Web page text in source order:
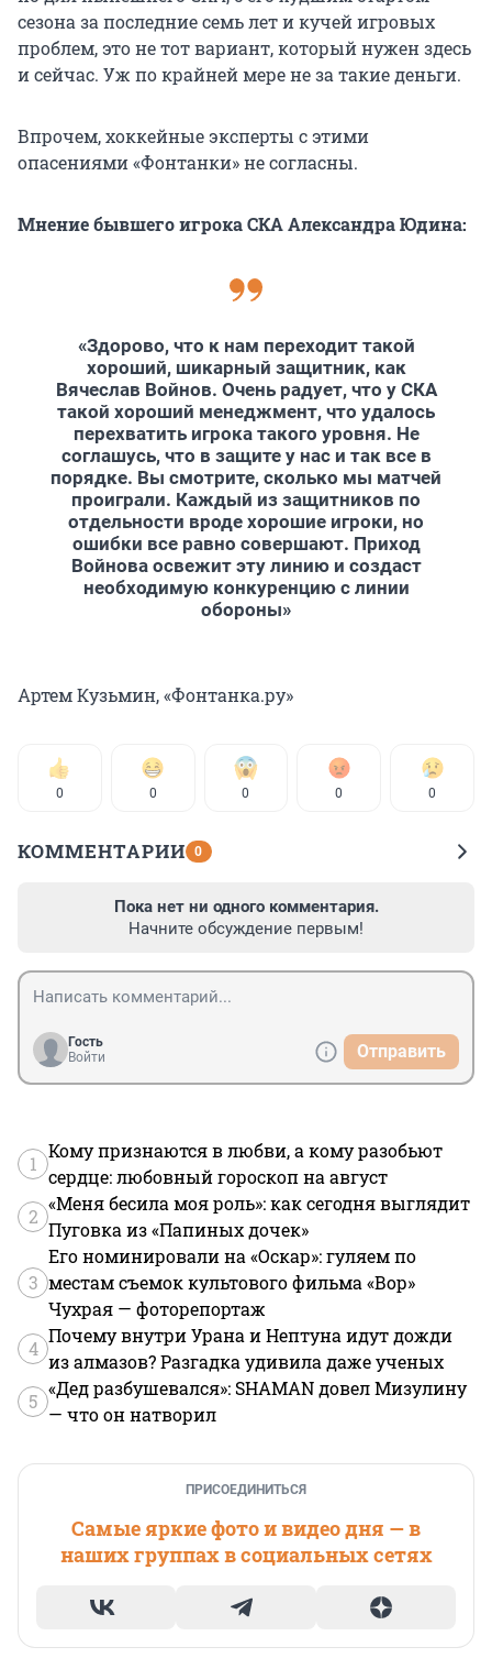
сезона за последние семь лет и кучей игровых
проблем, это не тот вариант, который нужен здесь
и сейчас. Уж по крайней мере не за такие деньги.
Впрочем, хоккейные эксперты с этими
опасениями «Фонтанки» не согласны.
Мнение бывшего игрока СКА Александра Юдина:
«Здорово, что к нам переходит такой
хороший, шикарный защитник, как
Вячеслав Войнов. Очень радует, что у СКА
такой хороший менеджмент, что удалось
перехватить игрока такого уровня. Не
соглашусь, что в защите у нас и так все в
порядке. Вы смотрите, сколько мы матчей
проиграли. Каждый из защитников по
отдельности вроде хорошие игроки, но
ошибки все равно совершают. Приход
Войнова освежит эту линию и создаст
необходимую конкуренцию с линии
обороны»
Артем Кузьмин, «Фонтанка.ру»
0 0 0 0 0
КОММЕНТАРИИ 0
Пока нет ни одного комментария.
Начните обсуждение первым!
Гость
Войти
Отправить
1
Кому признаются в любви, а кому разобьют
сердце: любовный гороскоп на август
2
«Меня бесила моя роль»: как сегодня выглядит
Пуговка из «Папиных дочек»
3
Его номинировали на «Оскар»: гуляем по
местам съемок культового фильма «Вор»
Чухрая — фоторепортаж
4
Почему внутри Урана и Нептуна идут дожди
из алмазов? Разгадка удивила даже ученых
5
«Дед разбушевался»: SHAMAN довел Мизулину
— что он натворил
ПРИСОЕДИНИТЬСЯ
Самые яркие фото и видео дня — в
наших группах в социальных сетях